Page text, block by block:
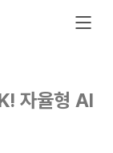
자율형 AI